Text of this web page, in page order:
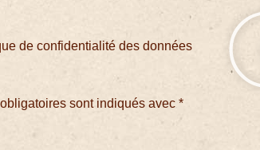
de confidentialité des données
sont indiqués avec*